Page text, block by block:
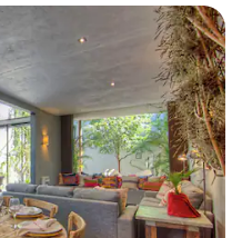
z značko »Izbira gostov«